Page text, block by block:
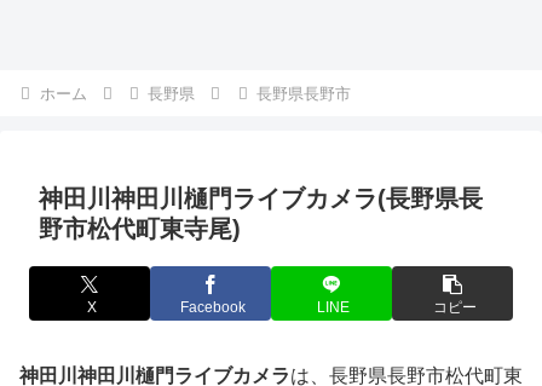
ホーム 長野県 長野県長野市
神田川神田川樋門ライブカメラ(長野県長
野市松代町東寺尾)
X Facebook LINE コピー
神田川神田川樋門ライブカメラは、長野県長野市松代町東